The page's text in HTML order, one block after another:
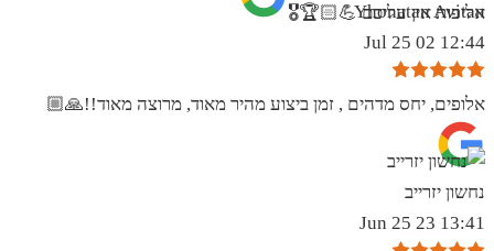
אליפות אין עליכם 💪🏻🏆🎖
Yhonatan Avitan
12:44 02 Jul 25
אלופים, יחס מדהים , זמן ביצוע מהיר מאוד, מרוצה מאוד!!🙏🏼
נחשון יזרייב
13:41 23 Jun 25